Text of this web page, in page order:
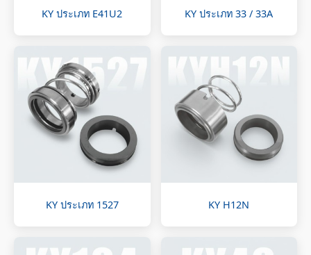
KY ประเภท E41U2 KY ประเภท 33 / 33A
KY ประเภท 1527 KY H12N